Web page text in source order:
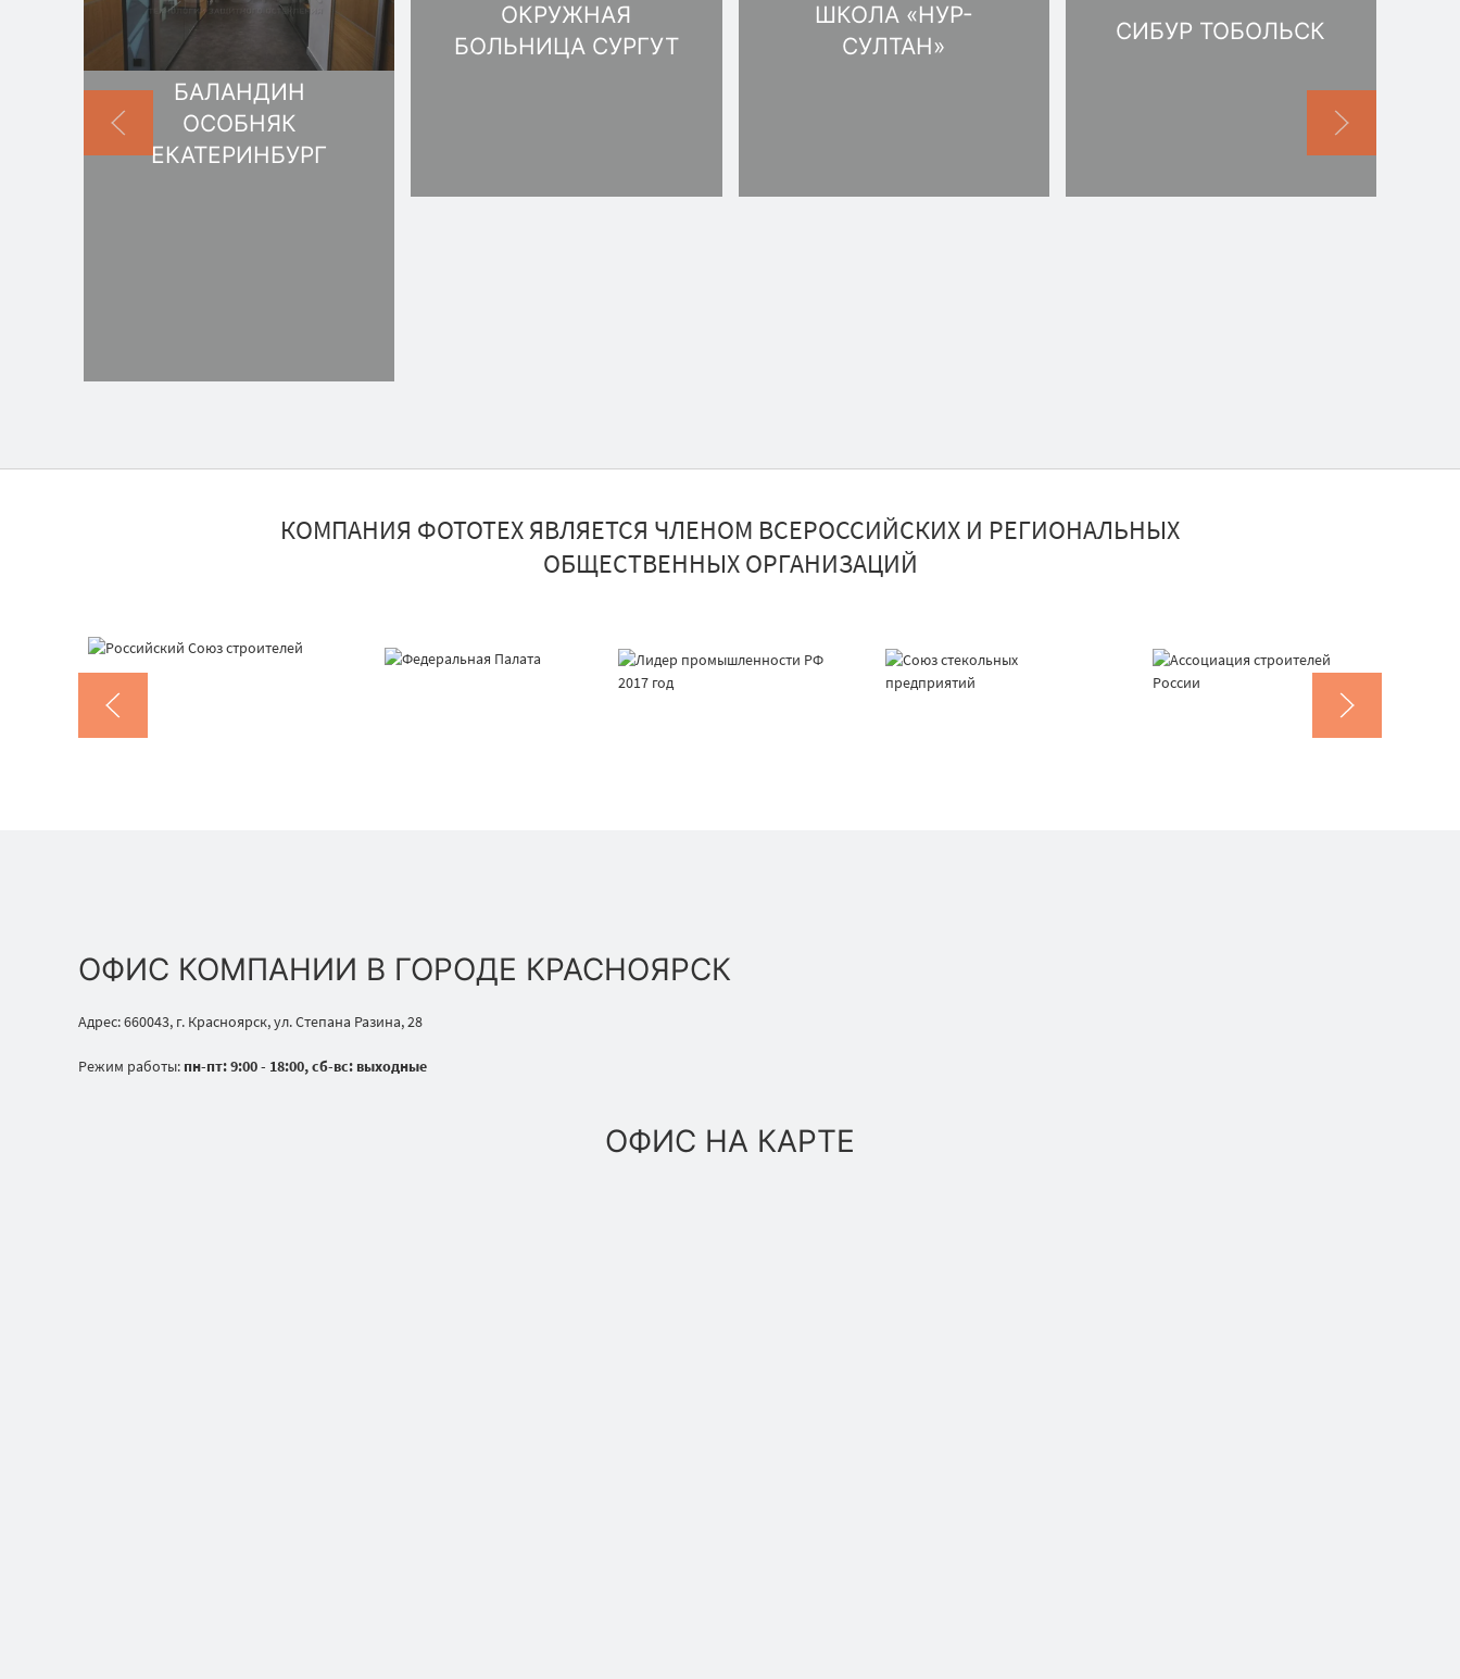
БАЛАНДИН
ОСОБНЯК
ЕКАТЕРИНБУРГ
ОКРУЖНАЯ
БОЛЬНИЦА CУРГУТ
ШКОЛА «НУР-
СУЛТАН»
СИБУР ТОБОЛЬСК
КОМПАНИЯ ФОТОТЕХ ЯВЛЯЕТСЯ ЧЛЕНОМ ВСЕРОССИЙСКИХ И РЕГИОНАЛЬНЫХ
ОБЩЕСТВЕННЫХ ОРГАНИЗАЦИЙ
ОФИС КОМПАНИИ В ГОРОДЕ КРАСНОЯРСК
Адрес: 660043, г. Красноярск, ул. Степана Разина, 28
Режим работы: пн-пт: 9:00 - 18:00, сб-вс: выходные
ОФИС НА КАРТЕ